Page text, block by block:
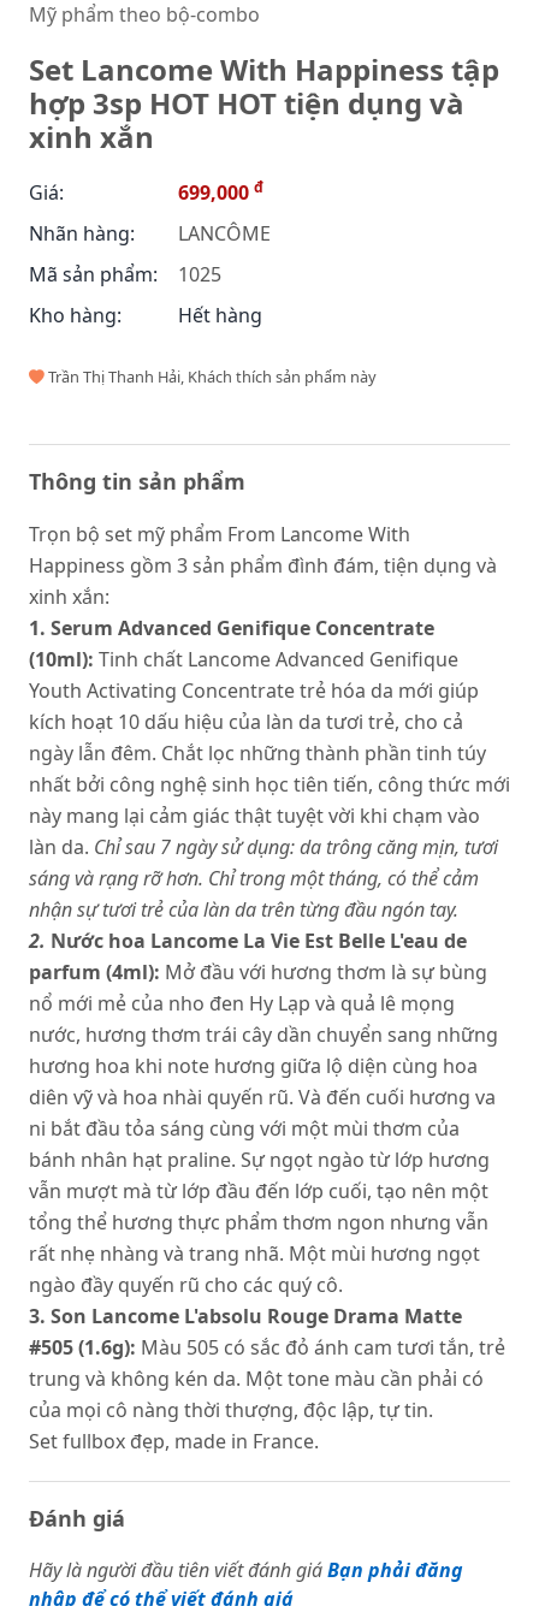
Mỹ phẩm theo bộ-combo
Set Lancome With Happiness tập
hợp 3sp HOT HOT tiện dụng và
xinh xắn
Giá: 699,000 đ
Nhãn hàng:
LANCÔME
Mã sản phẩm:
1025
Kho hàng:
Hết hàng
Trần Thị Thanh Hải, Khách thích sản phẩm này
Thông tin sản phẩm
Trọn bộ set mỹ phẩm From Lancome With
Happiness gồm 3 sản phẩm đình đám, tiện dụng và
xinh xắn:
1. Serum Advanced Genifique Concentrate
(10ml): Tinh chất Lancome Advanced Genifique
Youth Activating Concentratetrẻ hóa da mới giúp
kích hoạt 10 dấu hiệu của làn da tươi trẻ, cho cả
ngày lẫn đêm. Chắt lọc những thành phần tinh túy
nhất bởi công nghệ sinh học tiên tiến, công thức mới
này mang lại cảm giác thật tuyệt vời khi chạm vào
làn da. Chỉ sau 7 ngày sử dụng: da trông căng mịn, tươi
sáng và rạng rỡ hơn. Chỉ trong một tháng, có thể cảm
nhận sự tươi trẻ của làn da trên từng đầu ngón tay.
2. Nước hoa Lancome La Vie Est Belle L'eau de
parfum (4ml): Mở đầu với hương thơm là sự bùng
nổ mới mẻ của nho đen Hy Lạp và quả lê mọng
nước, hương thơm trái cây dần chuyển sang những
hương hoa khi note hương giữa lộ diện cùng hoa
diên vỹ và hoa nhài quyến rũ. Và đến cuối hương va
ni bắt đầu tỏa sáng cùng với một mùi thơm của
bánh nhân hạt praline. Sự ngọt ngào từ lớp hương
vẫn mượt mà từ lớp đầu đến lớp cuối, tạo nên một
tổng thể hương thực phẩm thơm ngon nhưng vẫn
rất nhẹ nhàng và trang nhã. Một mùi hương ngọt
ngào đầy quyến rũ cho các quý cô.
3. Son Lancome L'absolu Rouge Drama Matte
#505 (1.6g): Màu 505 có sắc đỏ ánh cam tươi tắn, trẻ
trung và không kén da. Một tone màu cần phải có
của mọi cô nàng thời thượng, độc lập, tự tin.
Set fullbox đẹp, made in France.
Đánh giá
Hãy là người đầu tiên viết đánh giáBạn phải đăng
nhập để có thể viết đánh giá